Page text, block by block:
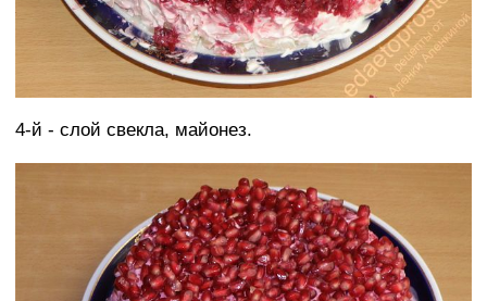
4-й - слой свекла, майонез.